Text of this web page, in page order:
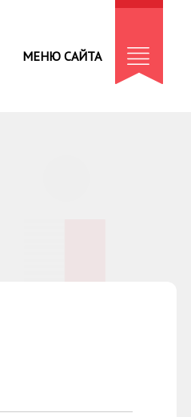
МЕНЮ САЙТА